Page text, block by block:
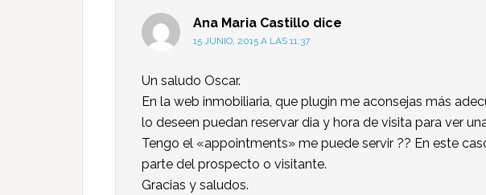
Ana Maria Castillo dice
15 JUNIO, 2015 A LAS 11:37
Un saludo Oscar.
En la web inmobiliaria, que plugin me aconsejas más
lo deseen puedan reservar dia y hora de visita para ver
Tengo el «appointments» me puede servir ?? En este
parte del prospecto o visitante.
Gracias y saludos.